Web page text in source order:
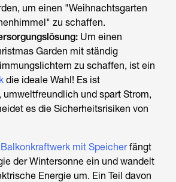
um einen "Weihnachtsgarten
zu schaffen.
Um einen
Garden mit ständig
zu schaffen, ist ein
die ideale Wahl! Es ist
umweltfreundlich und spart Strom,
es die Sicherheitsrisiken von
Balkonkraftwerk mit Speicherfängt
der Wintersonne ein und wandelt
Energie um. Ein Teil davon